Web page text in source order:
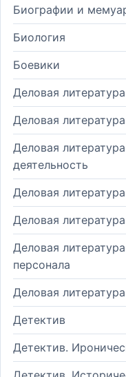
Биографии и
Биология
Боевики
Деловая литература
Деловая
Деловая
деятельность
Деловая
Деловая
Деловая
персонала
Деловая
Детектив
Детектив.